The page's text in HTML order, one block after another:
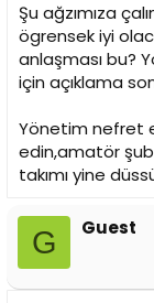
Şu ağzımıza
ögrensek iyi
anlaşması bu?
için açıklama
Yönetim nefret
edin,amatör
takımı yine
G Guest